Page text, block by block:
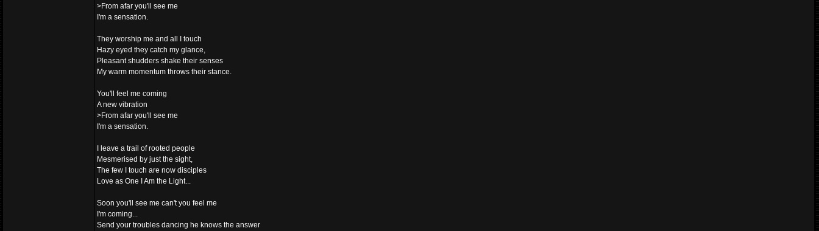
>From afar you'll see me
I'm a sensation.
They worship me and all I touch
Hazy eyed they catch my glance,
Pleasant shudders shake their senses
My warm momentum throws their stance.
You'll feel me coming
A new vibration
>From afar you'll see me
I'm a sensation.
I leave a trail of rooted people
Mesmerised by just the sight,
The few I touch are now disciples
Love as One I Am the Light...
Soon you'll see me can't you feel me
I'm coming...
Send your troubles dancing he knows the answer